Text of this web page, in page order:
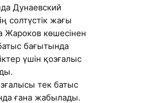
Дунаевский
солтүстік жағы
Жароков көшесінен
бағытында
үшін қозғалыс
тек батыс
ғана жабылады.